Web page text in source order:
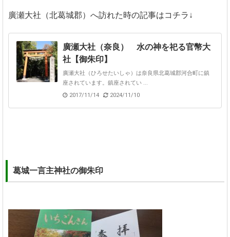
廣瀬大社（北葛城郡）へ訪れた時の記事はコチラ↓
廣瀬大社（奈良） 水の神を祀る官幣大
社【御朱印】
廣瀬大社（ひろせたいしゃ）は奈良県北葛城郡河合町に鎮
座されています。鎮座されてい ...
2017/11/14
2024/11/10
葛城一言主神社の御朱印